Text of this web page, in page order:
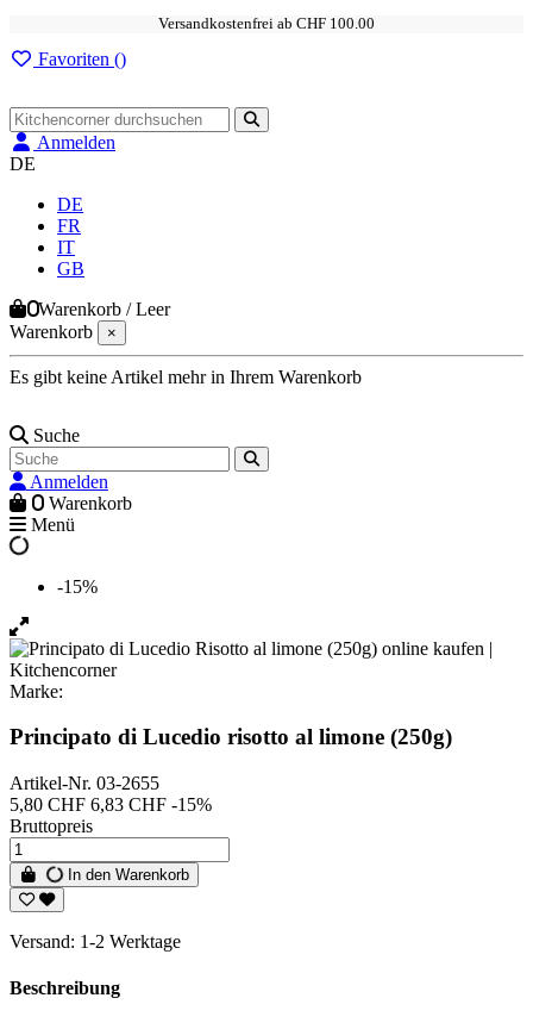
Versandkostenfrei ab CHF 100.00
Favoriten ()
Anmelden
DE
DE
FR
IT
GB
0Warenkorb /Leer
Warenkorb
×
Es gibt keine Artikel mehr in Ihrem Warenkorb
Suche
Anmelden
0 Warenkorb
Menü
-15%
Marke:
Principato di Lucedio risotto al limone (250g)
Artikel-Nr. 03-2655
5,80 CHF 6,83 CHF -15%
Bruttopreis
In den Warenkorb
Versand: 1-2 Werktage
Beschreibung